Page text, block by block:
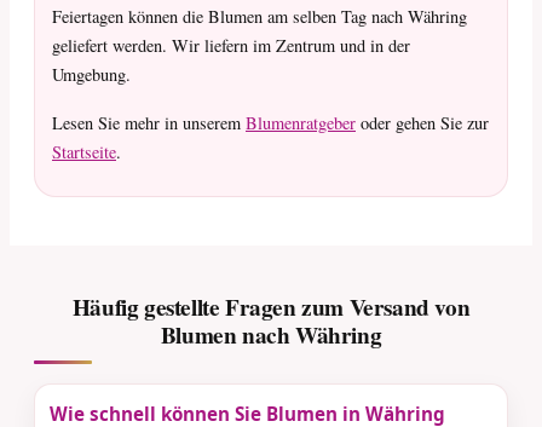
Feiertagen können die Blumen am selben Tag nach Währing
geliefert werden. Wir liefern im Zentrum und in der
Umgebung.
Lesen Sie mehr in unserem Blumenratgeber oder gehen Sie zur
Startseite.
Häufig gestellte Fragen zum Versand von
Blumen nach Währing
Wie schnell können Sie Blumen in Währing